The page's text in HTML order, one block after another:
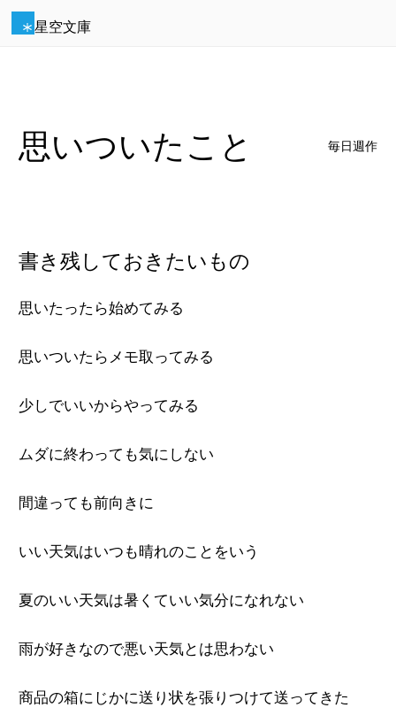
星空文庫
思いついたこと 毎日週作
書き残しておきたいもの
思いたったら始めてみる
思いついたらメモ取ってみる
少しでいいからやってみる
ムダに終わっても気にしない
間違っても前向きに
いい天気はいつも晴れのことをいう
夏のいい天気は暑くていい気分になれない
雨が好きなので悪い天気とは思わない
商品の箱にじかに送り状を張りつけて送ってきた